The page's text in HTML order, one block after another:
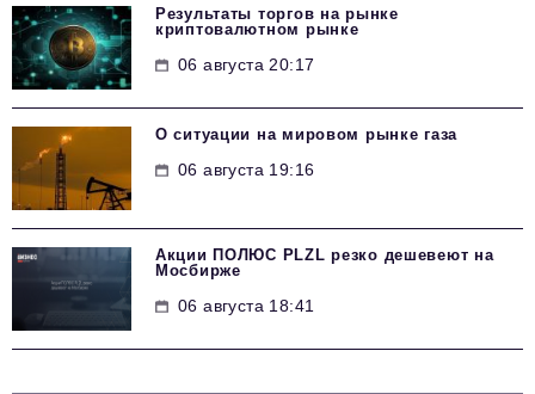
Результаты торгов на рынке
криптовалютном рынке
06 августа 20:17
О ситуации на мировом рынке газа
06 августа 19:16
Акции ПОЛЮС PLZL резко дешевеют на
Мосбирже
06 августа 18:41